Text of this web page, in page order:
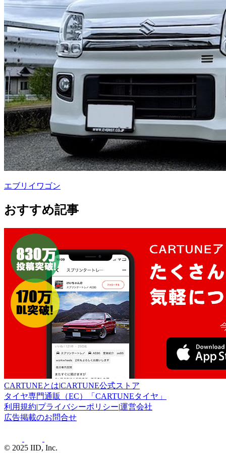
エブリイワゴン
おすすめ記事
CARTUNEとは|CARTUNE公式ストア
タイヤ専門通販（EC）「CARTUNEタイヤ」
利用規約|プライバシーポリシー|運営会社
広告掲載のお問合せ
© 2025 IID, Inc.